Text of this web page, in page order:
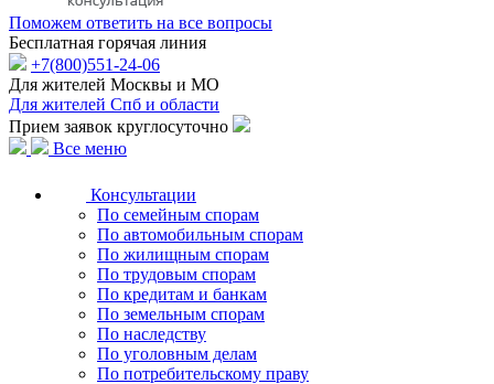
Поможем ответить на все вопросы
Бесплатная горячая линия
+7(800)551-24-06
Для жителей Москвы и МО
Для жителей Спб и области
Прием заявок круглосуточно
Все меню
Консультации
По семейным спорам
По автомобильным спорам
По жилищным спорам
По трудовым спорам
По кредитам и банкам
По земельным спорам
По наследству
По уголовным делам
По потребительскому праву